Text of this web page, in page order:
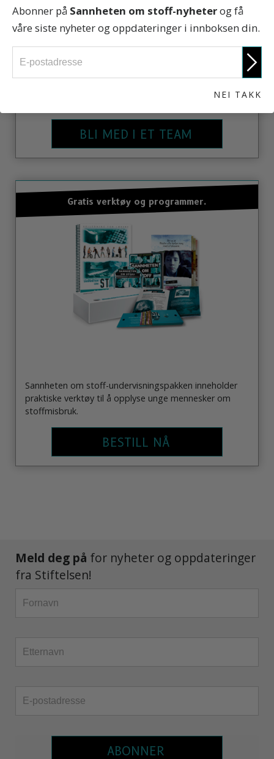
Det finnes Stoffri verden-avdelinger over hele
verden. For å bli med i en lokal avdeling eller
BLI MED I ET TEAM
Gratis verktøy og programmer.
Sannheten om stoff-undervisningspakken inneholder
praktiske verktøy til å opplyse unge mennesker om
stoffmisbruk.
BESTILL NÅ
Meld deg på for nyheter og oppdateringer
fra Stiftelsen!
ABONNER
Abonner på Sannheten om stoff-nyheterog få
våre siste nyheter og oppdateringer i innboksen din.
NEI TAKK